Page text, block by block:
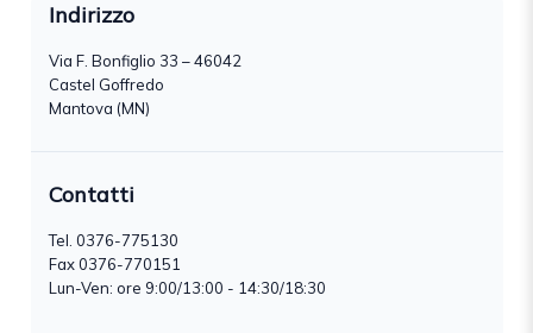
Indirizzo
Via F. Bonfiglio 33 – 46042
Castel Goffredo
Mantova (MN)
Contatti
Tel. 0376-775130
Fax 0376-770151
Lun-Ven: ore 9:00/13:00 - 14:30/18:30